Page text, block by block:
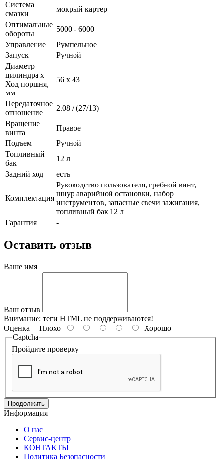
Система
смазки
мокрый картер
Оптимальные
обороты
5000 - 6000
Управление
Румпельное
Запуск
Ручной
Диаметр
цилиндра х
Ход поршня,
мм
56 х 43
Передаточное
отношение
2.08 / (27/13)
Вращение
винта
Правое
Подъем
Ручной
Топливный
бак
12 л
Задний ход
есть
Комплектация
Руководство пользователя, гребной винт,
шнур аварийной остановки, набор
инструментов, запасные свечи зажигания,
топливный бак 12 л
Гарантия
-
Оставить отзыв
Ваше имя
Ваш отзыв
Внимание: теги HTML не поддерживаются!
Оценка Плохо
Хорошо
Captcha
Пройдите проверку
Продолжить
Информация
О нас
Сервис-центр
КОНТАКТЫ
Политика Безопасности